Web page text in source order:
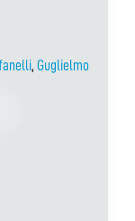
, Guglielmo